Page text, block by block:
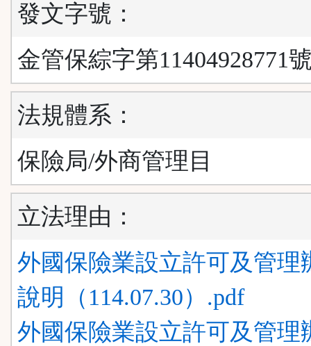
發文字號：
金管保綜字第11404928771
法規體系：
保險局/外商管理目
立法理由：
外國保險業設立許可及管理
說明（114.07.30）.pdf
外國保險業設立許可及管理